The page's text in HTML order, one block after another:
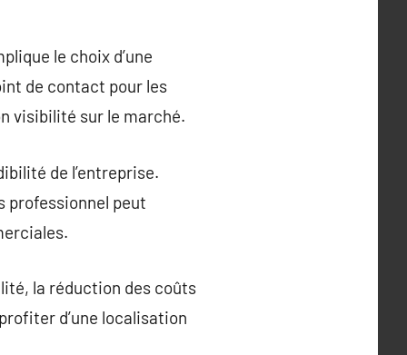
le choix d’une
de contact pour les
visibilité sur le marché.
de l’entreprise.
professionnel peut
la réduction des coûts
d’une localisation